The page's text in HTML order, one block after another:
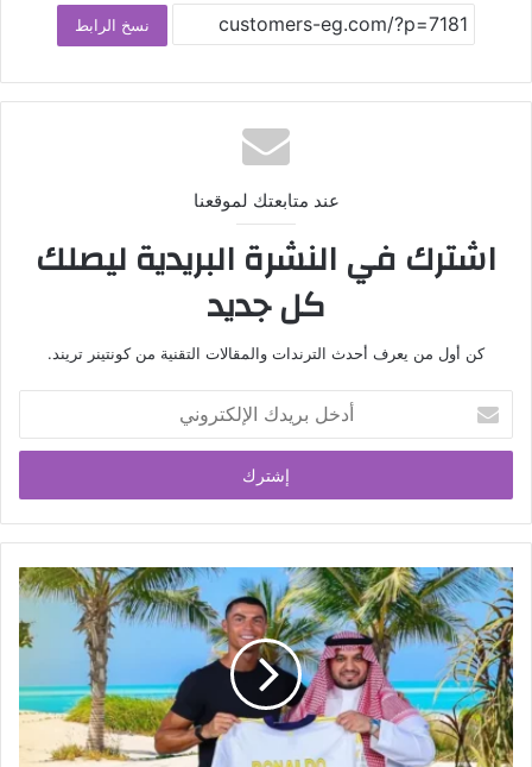
نسخ الرابط
عند متابعتك لموقعنا
اشترك في النشرة البريدية ليصلك
كل جديد
كن أول من يعرف أحدث الترندات والمقالات التقنية من كونتينر تريند.
بريدك
الإلكتروني